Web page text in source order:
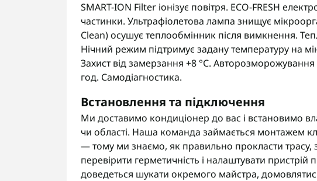
SMART-ION Filter іонізує повітря. ECO-FRESH
частинки. Ультрафіолетова лампа знищує
Clean) осушує теплообмінник після вимкнення.
Нічний режим підтримує задану температуру на
Захист від замерзання +8 °C.
год. Самодіагностика.
Встановлення та підключення
Ми доставимо кондиціонер до вас і встановимо
чи області. Наша команда займається монтажем
— тому ми знаємо, як правильно прокласти трасу,
перевірити герметичність і налаштувати
доведеться шукати окремого майстра,